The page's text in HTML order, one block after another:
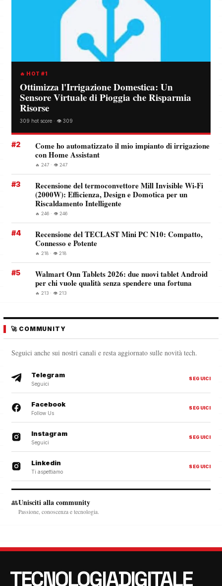
🔥 HOT #1
Ottimizza l'Irrigazione Domestica: Un
Sensore Virtuale di Pioggia che Risparmia
Risorse
309 hot score · 👁️ 309
#2
Come ho automatizzato il mio impianto di irrigazione
con Home Assistant
🔥 247 · 👁️ 247
#3
Recensione del termoconvettore Mill Invisible Wi-Fi
(2000W): Efficienza, Design e Domotica per un
Riscaldamento Intelligente
🔥 246 · 👁️ 246
#4
Recensione del TECLAST Mini PC N10: Compatto,
Connesso e Potente
🔥 218 · 👁️ 218
#5
Walmart Onn Tablets 2026: due nuovi tablet Android
per chi vuole qualità senza spendere una fortuna
🔥 213 · 👁️ 213
🚀 COMMUNITY
Seguici anche sui nostri canali e resta aggiornato sulle novità tech.
Telegram
Seguici
SEGUICI
Facebook
Follow Us
SEGUICI
Instagram
Seguici
SEGUICI
Linkedin
Ti aspettiamo
SEGUICI
👥Unisciti alla community
Passione, conoscenza e tecnologia.